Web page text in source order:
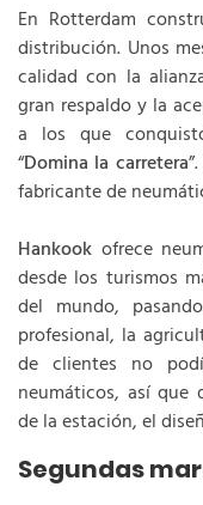
En Rotterdam
distribución. Unos
calidad con la
gran respaldo y la
a los que
“Domina la carretera
fabricante de
Hankook ofrece
desde los turismos
del mundo,
profesional, la
de clientes no
neumáticos, así que
de la estación, el
Segundas